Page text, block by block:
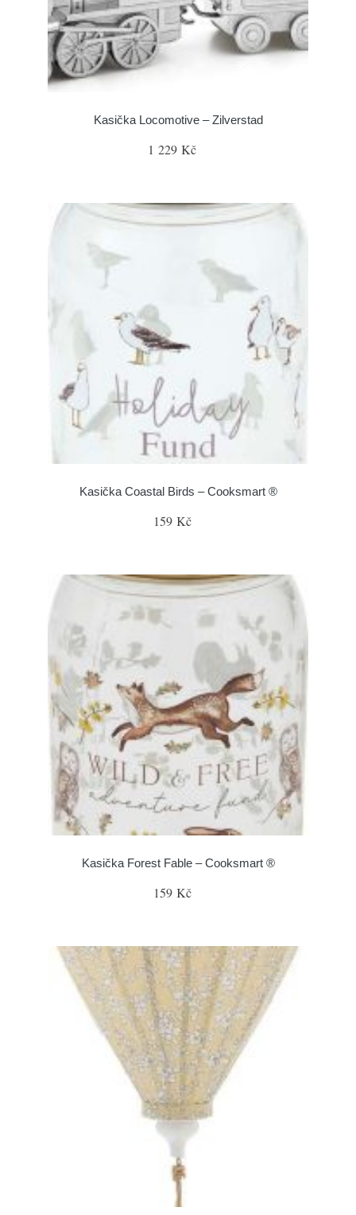
Kasička Locomotive – Zilverstad
1 229 Kč
Kasička Coastal Birds – Cooksmart ®
159 Kč
Kasička Forest Fable – Cooksmart ®
159 Kč